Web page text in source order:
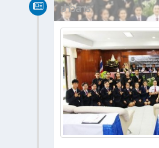
ข่าวสาร